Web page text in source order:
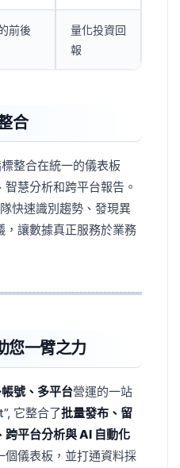
前後
量化投資回
報
合
整合在統一的儀表板
慧分析和跨平台報告。
快速識別趨勢、發現異
，讓數據真正服務於業務
您一臂之力
號、多平台營運的一站
它整合了批量發布、留
平台分析與 AI 自動化
個儀表板，並打通資料採